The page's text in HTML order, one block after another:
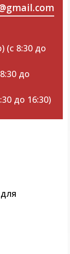
(с 8:30 до
до
до 16:30)